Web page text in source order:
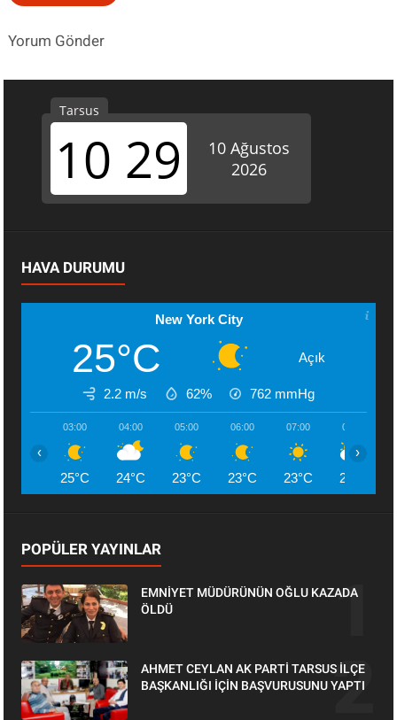
Yorum Gönder
HAVA DURUMU
New York City
25°C Açık
2.2 m/s 62% 762 mmHg
03:00
25°C
04:00
24°C
05:00
23°C
06:00
23°C
07:00
23°C
08:00
25°C
‹ ›
POPÜLER YAYINLAR
EMNİYET MÜDÜRÜNÜN OĞLU KAZADA
ÖLDÜ
AHMET CEYLAN AK PARTİ TARSUS İLÇE
BAŞKANLIĞI İÇİN BAŞVURUSUNU YAPTI